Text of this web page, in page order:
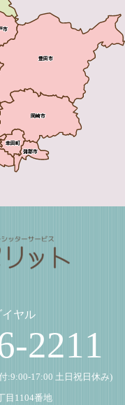
ヤル
2211
:9:00-17:00 土日祝日休み)
目1104番地